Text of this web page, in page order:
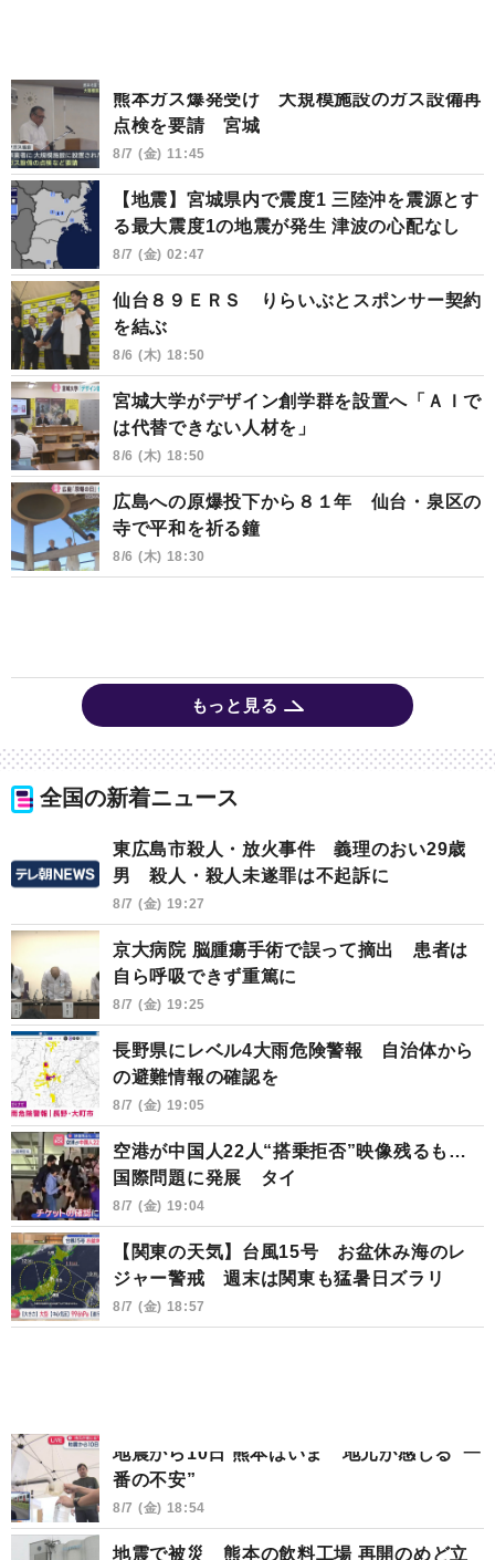
熊本ガス爆発受け 大規模施設のガス設備再
点検を要請 宮城
8/7 (金) 11:45
【地震】宮城県内で震度1 三陸沖を震源とす
る最大震度1の地震が発生 津波の心配なし
8/7 (金) 02:47
仙台８９ＥＲＳ りらいぶとスポンサー契約
を結ぶ
8/6 (木) 18:50
宮城大学がデザイン創学群を設置へ「ＡＩで
は代替できない人材を」
8/6 (木) 18:50
広島への原爆投下から８１年 仙台・泉区の
寺で平和を祈る鐘
8/6 (木) 18:30
もっと見る
全国の新着ニュース
東広島市殺人・放火事件 義理のおい29歳
男 殺人・殺人未遂罪は不起訴に
8/7 (金) 19:27
京大病院 脳腫瘍手術で誤って摘出 患者は
自ら呼吸できず重篤に
8/7 (金) 19:25
長野県にレベル4大雨危険警報 自治体から
の避難情報の確認を
8/7 (金) 19:05
空港が中国人22人“搭乗拒否”映像残るも…
国際問題に発展 タイ
8/7 (金) 19:04
【関東の天気】台風15号 お盆休み海のレ
ジャー警戒 週末は関東も猛暑日ズラリ
8/7 (金) 18:57
地震から10日 熊本はいま 地元が感じる“一
番の不安”
8/7 (金) 18:54
地震で被災 熊本の飲料工場 再開のめど立